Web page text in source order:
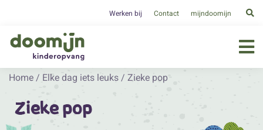
Werken bij Contact mijndoomijn
Home / Elke dag iets leuks / Zieke pop
Zieke pop